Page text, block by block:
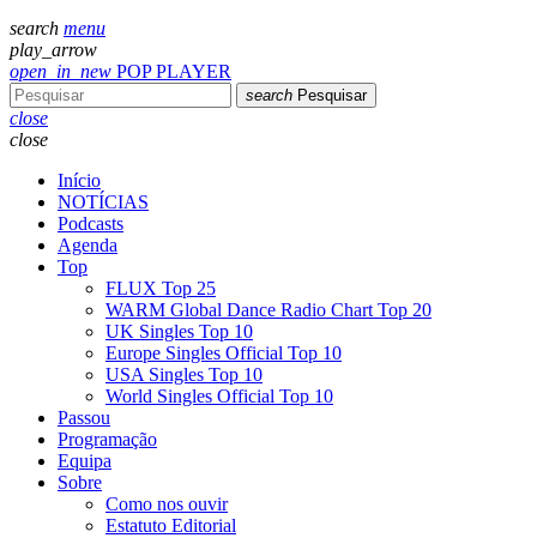
search menu
play_arrow
open_in_new POP PLAYER
search Pesquisar
close
close
Início
NOTÍCIAS
Podcasts
Agenda
Top
FLUX Top 25
WARM Global Dance Radio Chart Top 20
UK Singles Top 10
Europe Singles Official Top 10
USA Singles Top 10
World Singles Official Top 10
Passou
Programação
Equipa
Sobre
Como nos ouvir
Estatuto Editorial